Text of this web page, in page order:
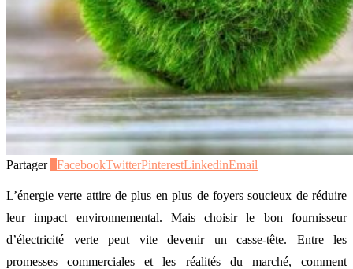
Partager FacebookTwitterPinterestLinkedinEmail
L’énergie verte attire de plus en plus de foyers soucieux de réduire
leur impact environnemental. Mais choisir le bon fournisseur
d’électricité verte peut vite devenir un casse-tête. Entre les
promesses commerciales et les réalités du marché, comment